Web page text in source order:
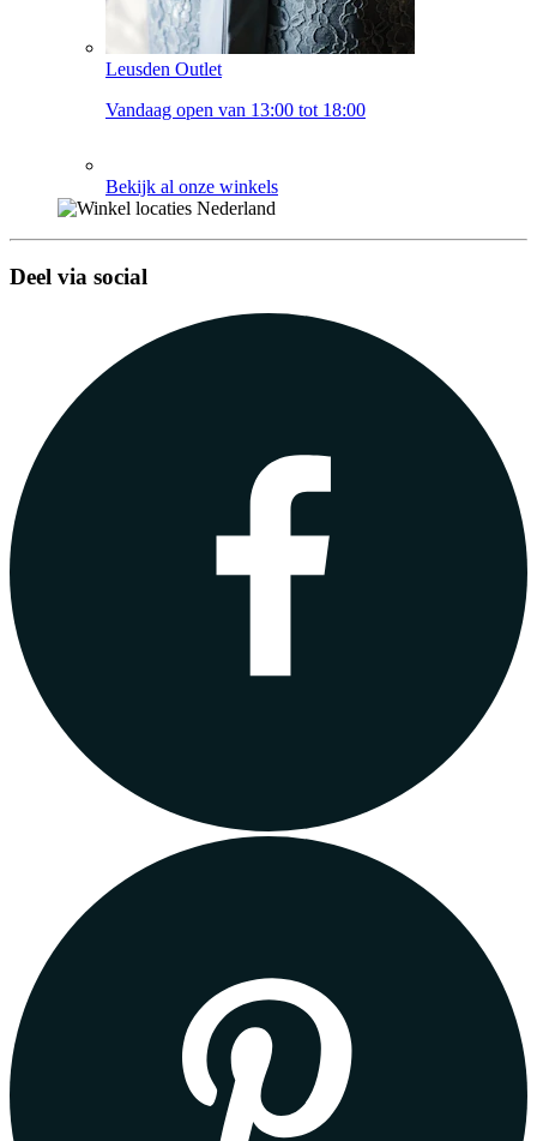
Leusden Outlet
Vandaag open van 13:00 tot 18:00
Bekijk al onze winkels
Deel via social